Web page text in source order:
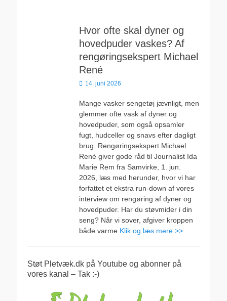
Hvor ofte skal dyner og
hovedpuder vaskes? Af
rengøringsekspert Michael
René
Udgivet
14. juni 2026
Mange vasker sengetøj jævnligt, men
glemmer ofte vask af dyner og
hovedpuder, som også opsamler
fugt, hudceller og snavs efter dagligt
brug. Rengøringsekspert Michael
René giver gode råd til Journalist Ida
Marie Rem fra Samvirke, 1. jun.
2026, læs med herunder, hvor vi har
forfattet et ekstra run-down af vores
interview om rengøring af dyner og
hovedpuder. Har du støvmider i din
seng? Når vi sover, afgiver kroppen
både varme Klik og læs mere >>
Støt Pletvæk.dk på Youtube og abonner på
vores kanal – Tak :-)